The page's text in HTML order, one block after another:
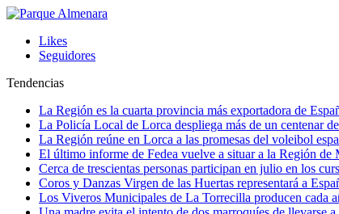
Likes
Seguidores
Tendencias
La Región es la cuarta provincia más exportadora de
La Policía Local de Lorca despliega más de un centenar
La Región reúne en Lorca a las promesas del voleibol
El último informe de Fedea vuelve a situar a la Región
Cerca de trescientas personas participan en julio en los
Coros y Danzas Virgen de las Huertas representará a
Los Viveros Municipales de La Torrecilla producen cada